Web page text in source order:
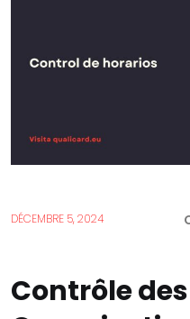
DÉCEMBRE 5, 2024
Contrôle